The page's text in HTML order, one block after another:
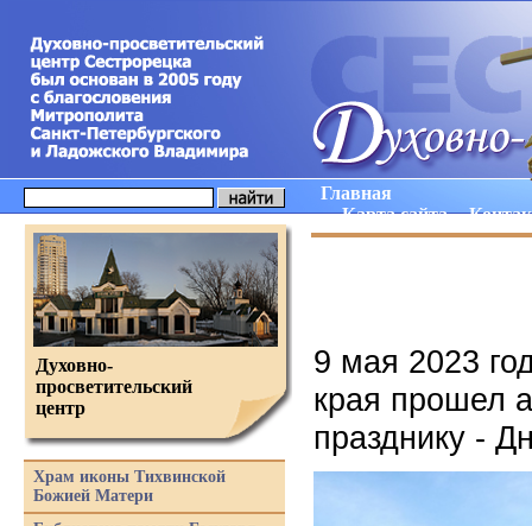
Главная
Карта сайта
9 мая 2023
края прошел
празднику -
Духовно-
просветительский
центр
Храм иконы Тихвинской
Божией Матери